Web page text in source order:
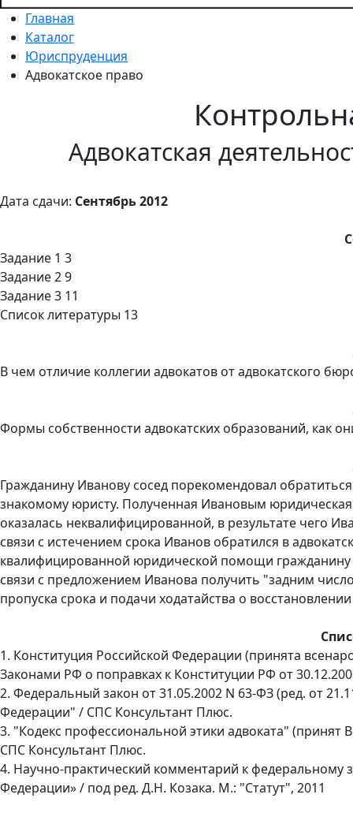
Главная
Каталог
Юриспруденция
Адвокатское право
Адвокатская
Дата сдачи: Сентябрь 2012
Задание 1 3
Задание 2 9
Задание 3 11
Список литературы 13
В чем отличие коллегии адвокатов от адвокатского
Формы собственности адвокатских образований, как
Гражданину Иванову сосед порекомендовал
знакомому юристу. Полученная Ивановым юридическая
оказалась неквалифицированной, в результате чего
связи с истечением срока Иванов обратился в
квалифицированной юридической помощи гражданину
связи с предложением Иванова получить "задним
пропуска срока и подачи ходатайства о
1. Конституция Российской Федерации (принята
Законами РФ о поправках к Конституции РФ от
2. Федеральный закон от 31.05.2002 N 63-ФЗ (ред. от
Федерации" / СПС Консультант Плюс.
3. "Кодекс профессиональной этики адвоката" (принят
СПС Консультант Плюс.
4. Научно-практический комментарий к федеральному
Федерации» / под ред. Д.Н. Козака. М.: "Статут", 2011